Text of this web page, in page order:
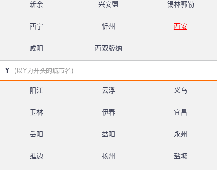
新余 兴安盟 锡林郭勒
西宁 忻州 西安
咸阳 西双版纳
Y (以Y为开头的城市名)
阳江 云浮 义乌
玉林 伊春 宜昌
岳阳 益阳 永州
延边 扬州 盐城